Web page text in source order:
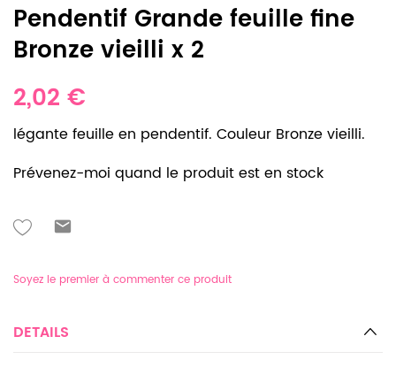
Pendentif Grande feuille fine
Bronze vieilli x 2
2,02 €
légante feuille en pendentif. Couleur Bronze vieilli.
Prévenez-moi quand le produit est en stock
Soyez le premier à commenter ce produit
DETAILS